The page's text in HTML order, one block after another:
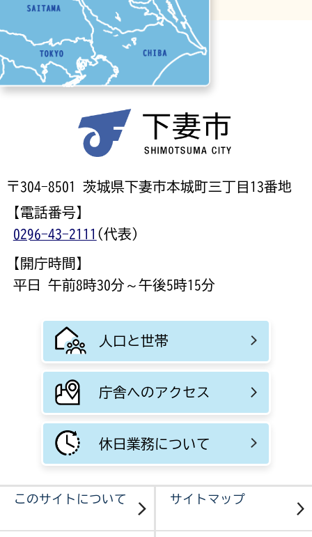
〒304-8501 茨城県下妻市本城町三丁目13番地
【電話番号】
0296-43-2111 (代表)
【開庁時間】
平日 午前8時30分～午後5時15分
人口と世帯
庁舎へのアクセス
休日業務について
このサイトについて サイトマップ